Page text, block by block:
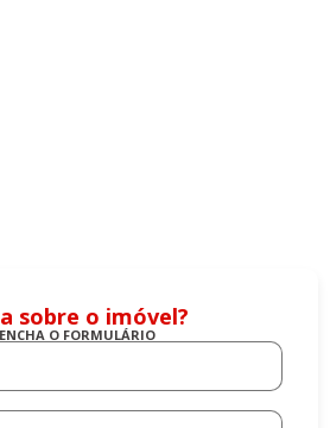
sobre o imóvel?
O FORMULÁRIO